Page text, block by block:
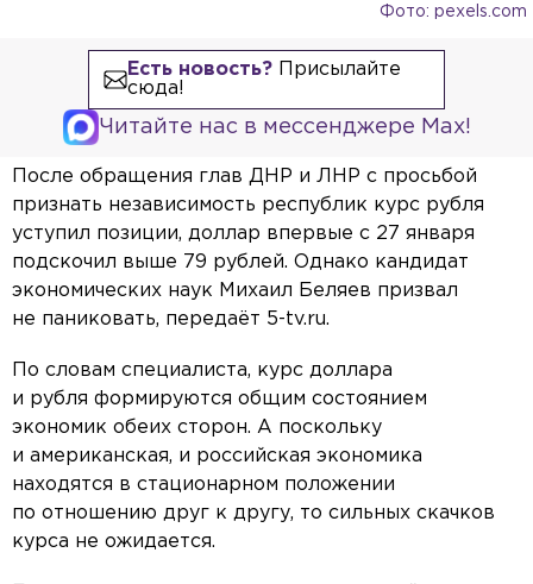
Фото: pexels.com
Есть новость?Присылайте
сюда!
Читайте нас в мессенджере Max!
После обращения глав ДНР и ЛНР с просьбой
признать независимость республик курс рубля
уступил позиции, доллар впервые с 27 января
подскочил выше 79 рублей. Однако кандидат
экономических наук Михаил Беляев призвал
не паниковать, передаёт 5-tv.ru.
По словам специалиста, курс доллара
и рубля формируются общим состоянием
экономик обеих сторон. А поскольку
и американская, и российская экономика
находятся в стационарном положении
по отношению друг к другу, то сильных скачков
курса не ожидается.